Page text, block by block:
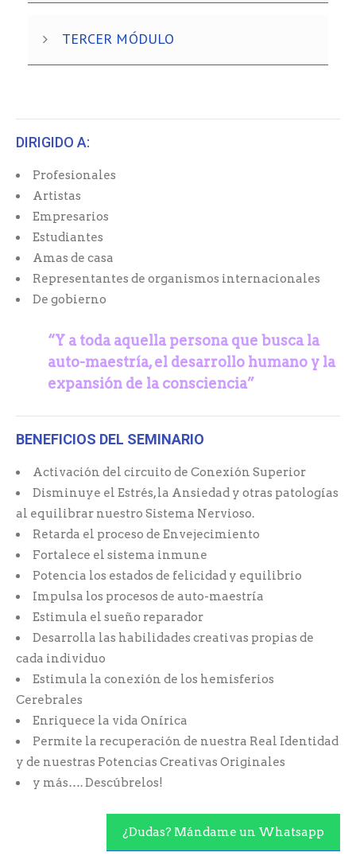
TERCER MÓDULO
DIRIGIDO A:
Profesionales
Artistas
Empresarios
Estudiantes
Amas de casa
Representantes de organismos internacionales
De gobierno
“Y a toda aquella persona que busca la
auto-maestría,el desarrollo humano y la
expansión de la consciencia”
BENEFICIOS DEL SEMINARIO
Activación del circuito de Conexión Superior
Disminuye el Estrés, la Ansiedad y otras patologías
al equilibrar nuestro Sistema Nervioso.
Retarda el proceso de Envejecimiento
Fortalece el sistema inmune
Potencia los estados de felicidad y equilibrio
Impulsa los procesos de auto-maestría
Estimula el sueño reparador
Desarrolla las habilidades creativas propias de
cada individuo
Estimula la conexión de los hemisferios
Cerebrales
Enriquece la vida Onírica
Permite la recuperación de nuestra Real Identidad
y de nuestras Potencias Creativas Originales
y más…. Descúbrelos!
¿Dudas? Mándame un Whatsapp